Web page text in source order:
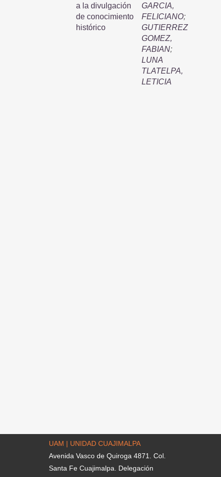
a la divulgación
de conocimiento
histórico
GARCIA,
FELICIANO;
GUTIERREZ
GOMEZ,
FABIAN;
LUNA
TLATELPA,
LETICIA
UAM | UNIDAD CUAJIMALPA
Avenida Vasco de Quiroga 4871. Col.
Santa Fe Cuajimalpa. Delegación